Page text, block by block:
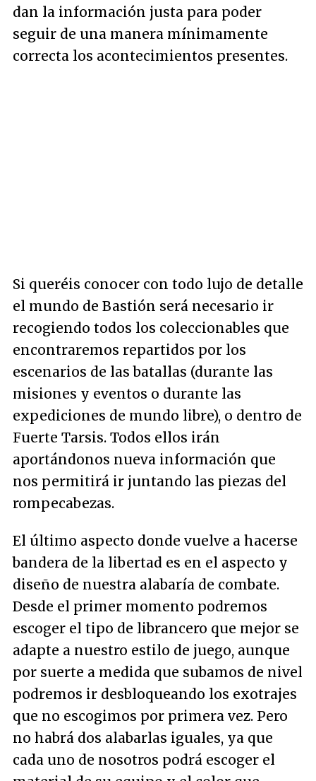
dan la información justa para poder
seguir de una manera mínimamente
correcta los acontecimientos presentes.
Si queréis conocer con todo lujo de detalle
el mundo de Bastión será necesario ir
recogiendo todos los coleccionables que
encontraremos repartidos por los
escenarios de las batallas (durante las
misiones y eventos o durante las
expediciones de mundo libre), o dentro de
Fuerte Tarsis. Todos ellos irán
aportándonos nueva información que
nos permitirá ir juntando las piezas del
rompecabezas.
El último aspecto donde vuelve a hacerse
bandera de la libertad es en el aspecto y
diseño de nuestra alabaría de combate.
Desde el primer momento podremos
escoger el tipo de librancero que mejor se
adapte a nuestro estilo de juego, aunque
por suerte a medida que subamos de nivel
podremos ir desbloqueando los exotrajes
que no escogimos por primera vez. Pero
no habrá dos alabarlas iguales, ya que
cada uno de nosotros podrá escoger el